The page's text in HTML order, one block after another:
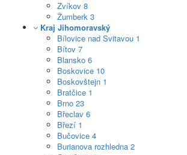
Zvíkov 8
Žumberk 3
Kraj Jihomoravský
Bílovice nad Svitavou 1
Bítov 7
Blansko 6
Boskovice 10
Boskovštejn 1
Bratčice 1
Brno 23
Břeclav 6
Březí 1
Bučovice 4
Burianova rozhledna 2